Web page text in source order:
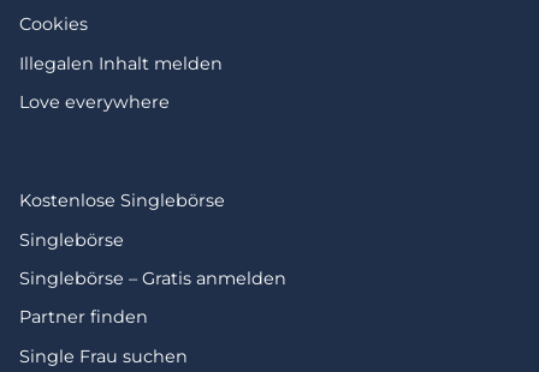
Cookies
Illegalen Inhalt melden
Love everywhere
Kostenlose Singlebörse
Singlebörse
Singlebörse – Gratis anmelden
Partner finden
Single Frau suchen